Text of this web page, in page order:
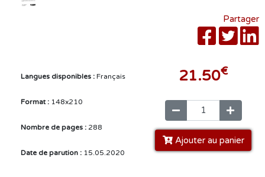
Partager
Langues disponibles : Français
Format : 148x210
Nombre de pages : 288
Date de parution : 15.05.2020
21.50€
Ajouter au panier